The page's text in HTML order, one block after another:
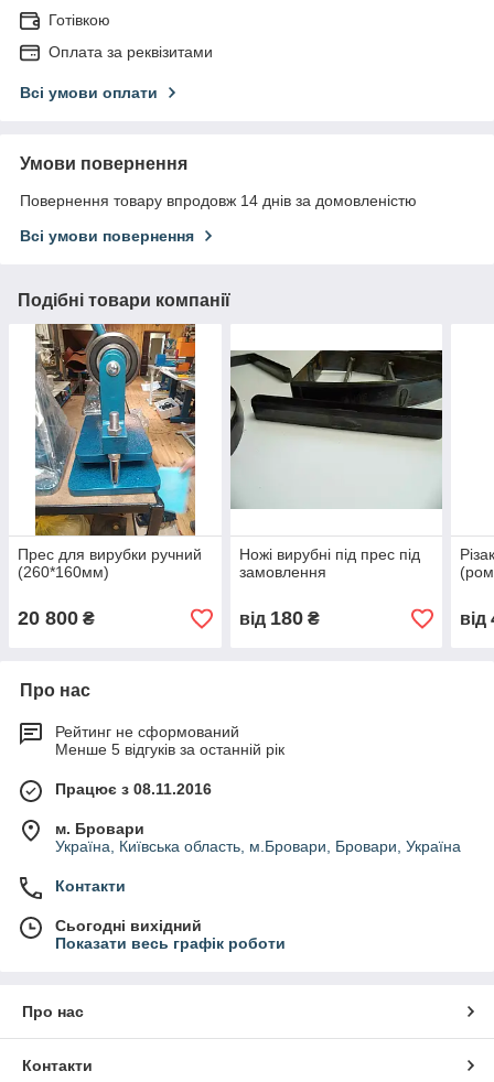
Готівкою
Оплата за реквізитами
Всі умови оплати
Умови повернення
Повернення товару впродовж 14 днів за домовленістю
Всі умови повернення
Подібні товари компанії
Прес для вирубки ручний
(260*160мм)
20 800 ₴
Ножі вирубні під прес під
замовлення
від 180₴ від
Про нас
Рейтинг не сформований
Менше 5 відгуків за останній рік
Працює з 08.11.2016
м. Бровари
Україна, Київська область, м.Бровари, Бровари, Україна
Контакти
Сьогодні вихідний
Показати весь графік роботи
Про нас
Контакти